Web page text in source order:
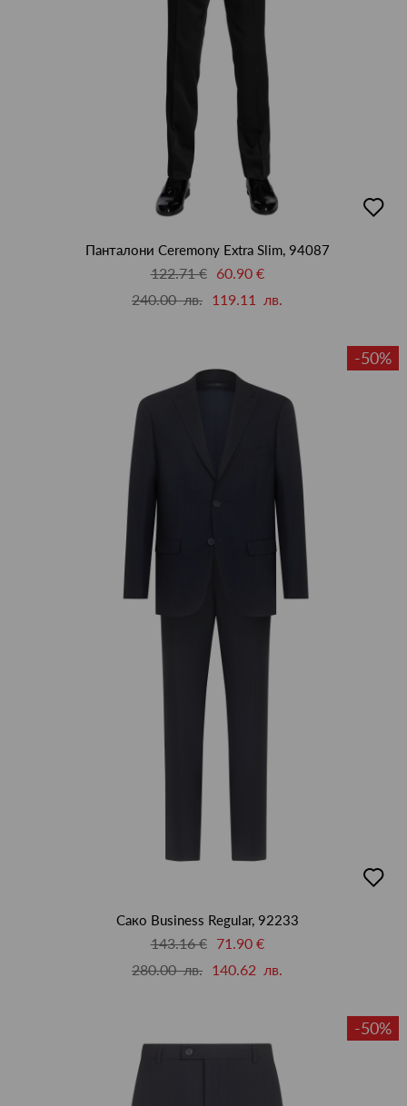
в
Панталони Ceremony Extra Slim, 94087
122.71 €
60.90 €
240.00 лв. 119.11 лв.
-50%
в
Сако Business Regular, 92233
143.16 €
71.90 €
280.00 лв. 140.62 лв.
-50%